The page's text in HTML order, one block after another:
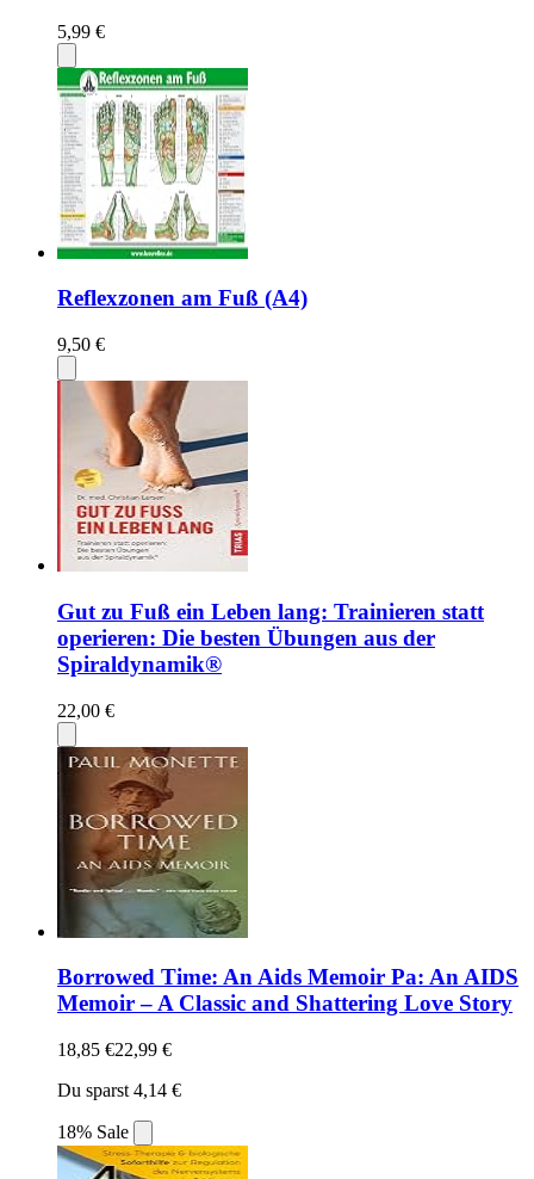
5,99 €
Reflexzonen am Fuß (A4)
9,50 €
Gut zu Fuß ein Leben lang: Trainieren statt
operieren: Die besten Übungen aus der
Spiraldynamik®
22,00 €
Borrowed Time: An Aids Memoir Pa: An AIDS
Memoir – A Classic and Shattering Love Story
18,85 €22,99 €
Du sparst 4,14 €
18% Sale